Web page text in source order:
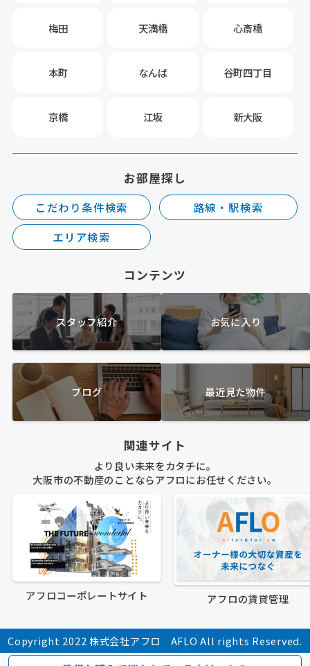
梅田 天満橋 心斎橋
本町 なんば 谷町四丁目
京橋 江坂 新大阪
お部屋探し
こだわり条件検索
路線・駅検索
エリア検索
コンテンツ
スタッフ紹介 お気に入り
ブログ 最近見た物件
関連サイト
より良い未来をカタチに。
大阪市の不動産のことならアフロにお任せください。
アフロコーポレートサイト アフロの賃貸管理
Copyright 2022 株式会社アフロ AFLO All rights Reserved.